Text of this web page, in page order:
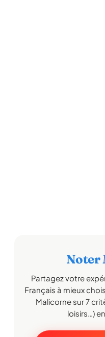
Noter
Partagez votre
Français à mieux
Malicorne sur 7
loisirs…)